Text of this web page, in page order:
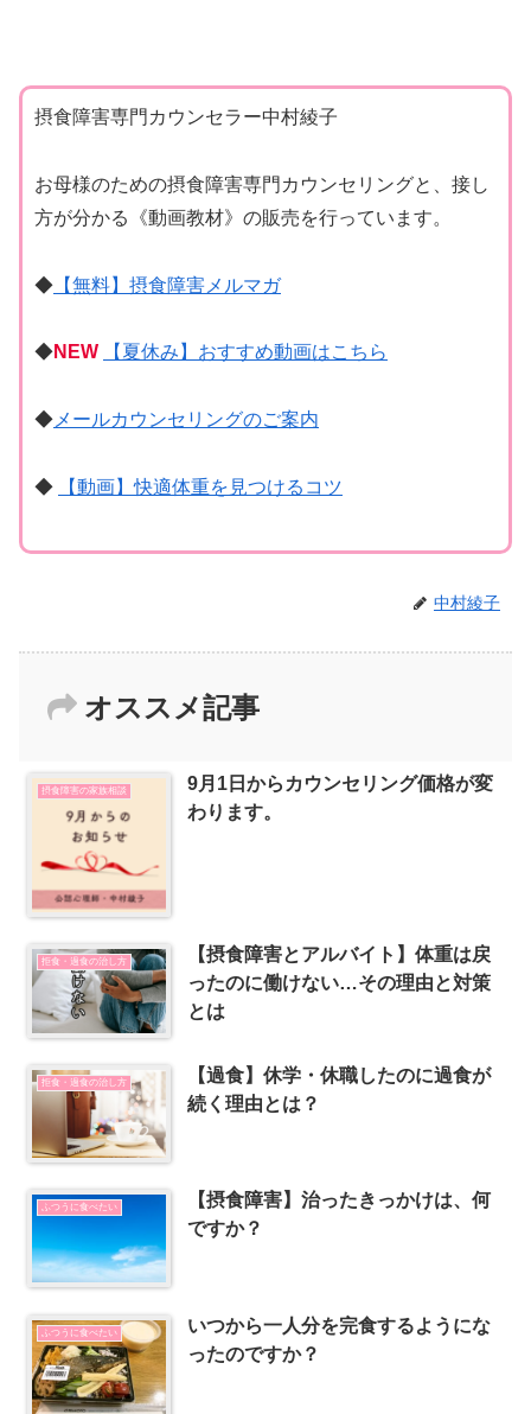
摂食障害専門カウンセラー中村綾子
お母様のための摂食障害専門カウンセリングと、接し
方が分かる《動画教材》の販売を行っています。
◆ 【無料】摂食障害メルマガ
◆NEW 【夏休み】おすすめ動画はこちら
◆ メールカウンセリングのご案内
◆ 【動画】快適体重を見つけるコツ
中村綾子
オススメ記事
摂食障害の家族相談
9月1日からカウンセリング価格が変
わります。
拒食・過食の治し方
【摂食障害とアルバイト】体重は戻
ったのに働けない…その理由と対策
とは
拒食・過食の治し方
【過食】休学・休職したのに過食が
続く理由とは？
ふつうに食べたい
【摂食障害】治ったきっかけは、何
ですか？
ふつうに食べたい
いつから一人分を完食するようにな
ったのですか？